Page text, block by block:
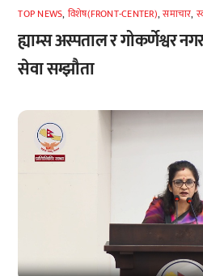
TOP NEWS, विशेष(FRONT-CENTER),समाचार,
ह्याम्स अस्पताल र गोकर्णेश्वर
सेवा सम्झौता